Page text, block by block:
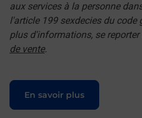
aux services à la personne
l'article 199 sexdecies du code
plus d'informations, se reporter
de vente.
En savoir plus
Le lien s'ouvre dans un